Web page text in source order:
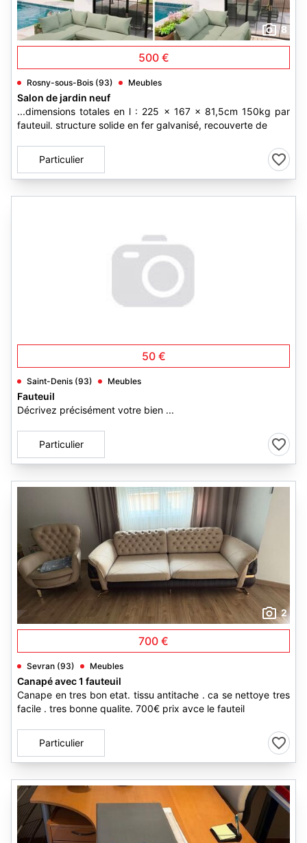
8
500 €
Rosny-sous-Bois (93) Meubles
Salon de jardin neuf
...dimensions totales en l : 225 x 167 x 81,5cm 150kg par
fauteuil. structure solide en fer galvanisé, recouverte de
Particulier
50 €
Saint-Denis (93) Meubles
Fauteuil
Décrivez précisément votre bien ...
Particulier
2
700 €
Sevran (93) Meubles
Canapé avec 1 fauteuil
Canape en tres bon etat. tissu antitache . ca se nettoye tres
facile . tres bonne qualite. 700€ prix avce le fauteil
Particulier